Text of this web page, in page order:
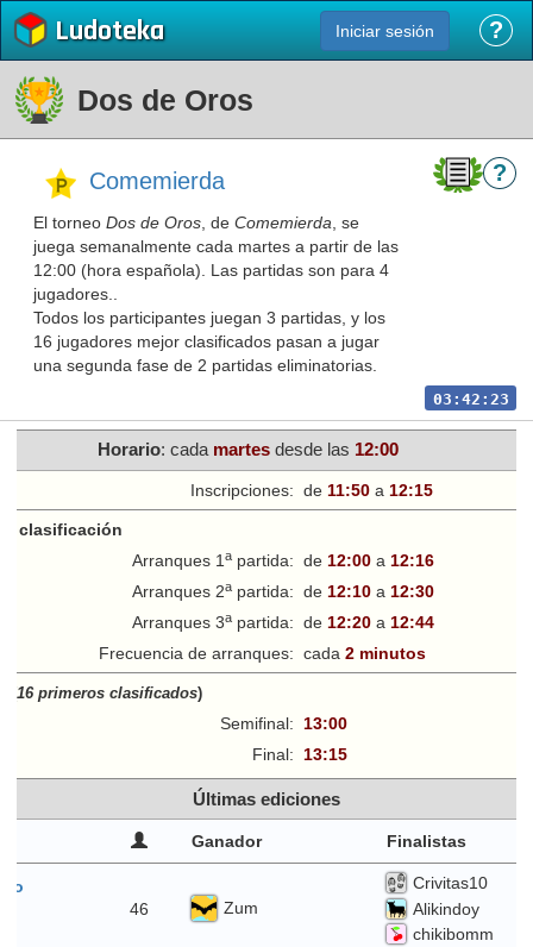
Ludoteka Iniciar sesión ?
Dos de Oros
Comemierda
El torneo Dos de Oros , de Comemierda , se
juega semanalmente cada martes a partir de las
12:00 (hora española). Las partidas son para 4
jugadores..
Todos los participantes juegan 3 partidas, y los
16 jugadores mejor clasificados pasan a jugar
una segunda fase de 2 partidas eliminatorias.
?
03:42:23
Horario: cada martes desde las 12:00
Inscripciones: de 11:50 a 12:15
clasificación
Arranques 1 a partida: de 12:00 a 12:16
Arranques 2a partida: de 12:10 a 12:30
Arranques 3a partida: de 12:20 a 12:44
Frecuencia de arranques: cada 2 minutos
16 primeros clasificados)
Semifinal:
13:00
Final:
13:15
Últimas ediciones
Ganador Finalistas
46
Zum
Crivitas10
Alikindoy
chikibomm